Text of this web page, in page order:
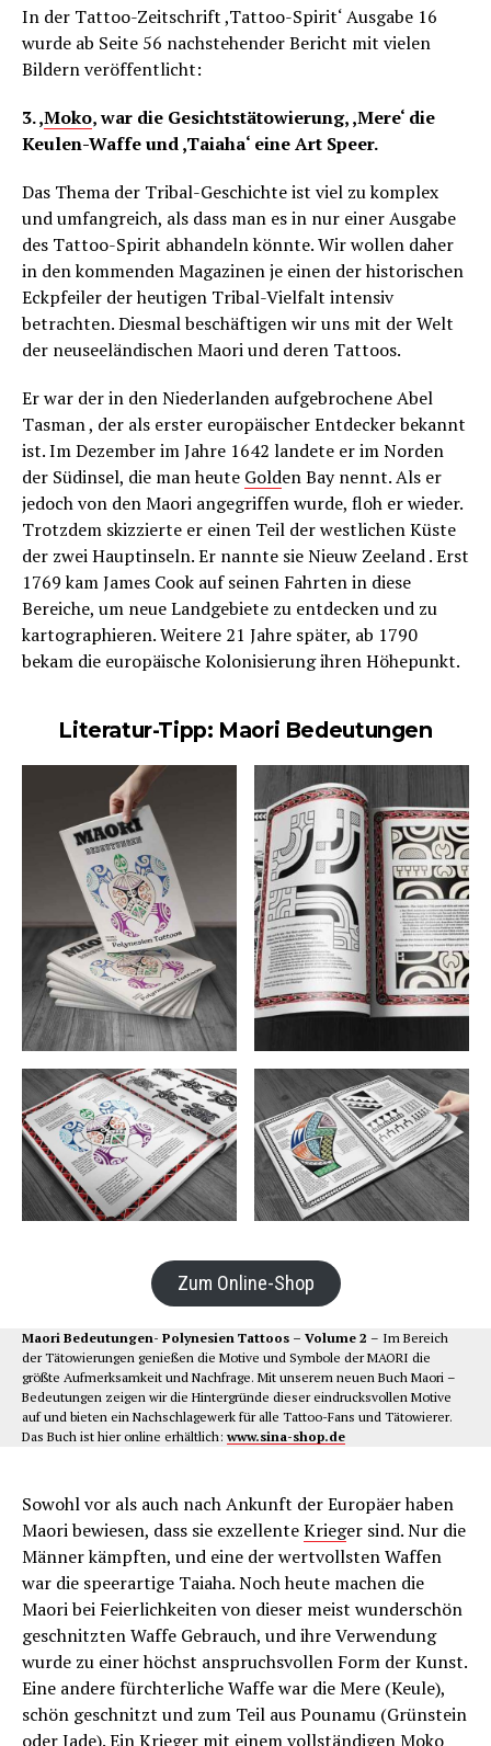
In der Tattoo-Zeitschrift ,Tattoo-Spirit‘ Ausgabe 16
wurde ab Seite 56 nachstehender Bericht mit vielen
Bildern veröffentlicht:
3. ,Moko‚ war die Gesichtstätowierung, ,Mere‘ die
Keulen-Waffe und ,Taiaha‘ eine Art Speer.
Das Thema der Tribal-Geschichte ist viel zu komplex
und umfangreich, als dass man es in nur einer Ausgabe
des Tattoo-Spirit abhandeln könnte. Wir wollen daher
in den kommenden Magazinen je einen der historischen
Eckpfeiler der heutigen Tribal-Vielfalt intensiv
betrachten. Diesmal beschäftigen wir uns mit der Welt
der neuseeländischen Maori und deren Tattoos.
Er war der in den Niederlanden aufgebrochene Abel
Tasman , der als erster europäischer Entdecker bekannt
ist. Im Dezember im Jahre 1642 landete er im Norden
der Südinsel, die man heute Golden Bay nennt. Als er
jedoch von den Maori angegriffen wurde, floh er wieder.
Trotzdem skizzierte er einen Teil der westlichen Küste
der zwei Hauptinseln. Er nannte sie Nieuw Zeeland . Erst
1769 kam James Cook auf seinen Fahrten in diese
Bereiche, um neue Landgebiete zu entdecken und zu
kartographieren. Weitere 21 Jahre später, ab 1790
bekam die europäische Kolonisierung ihren Höhepunkt.
Literatur-Tipp: Maori Bedeutungen
Zum Online-Shop
Maori Bedeutungen- Polynesien Tattoos – Volume 2 – Im Bereich
der Tätowierungen genießen die Motive und Symbole der MAORI die
größte Aufmerksamkeit und Nachfrage. Mit unserem neuen Buch Maori –
Bedeutungen zeigen wir die Hintergründe dieser eindrucksvollen Motive
auf und bieten ein Nachschlagewerk für alle Tattoo-Fans und Tätowierer.
Das Buch ist hier online erhältlich: www.sina-shop.de
Sowohl vor als auch nach Ankunft der Europäer haben
Maori bewiesen, dass sie exzellenteKrieger sind. Nur die
Männer kämpften, und eine der wertvollsten Waffen
war die speerartige Taiaha. Noch heute machen die
Maori bei Feierlichkeiten von dieser meist wunderschön
geschnitzten Waffe Gebrauch, und ihre Verwendung
wurde zu einer höchst anspruchsvollen Form der Kunst.
Eine andere fürchterliche Waffe war die Mere (Keule),
schön geschnitzt und zum Teil aus Pounamu (Grünstein
oder Jade). Ein Krieger mit einem vollständigen Moko